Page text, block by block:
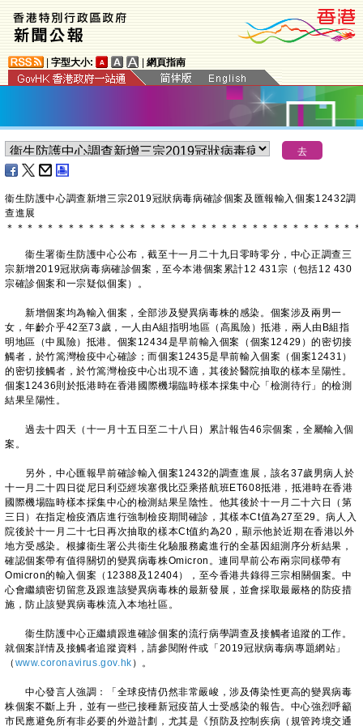
字型大小: 網頁指南
衞生防護中心調查新增三宗2019冠狀病毒病確診個案及匯報輸入個案12432調
查進展
＊ ＊ ＊ ＊ ＊ ＊ ＊ ＊ ＊ ＊ ＊ ＊ ＊ ＊ ＊ ＊ ＊ ＊ ＊ ＊ ＊ ＊ ＊ ＊ ＊ ＊ ＊ ＊ ＊ ＊ ＊ ＊ ＊ ＊ ＊
衞生署衞生防護中心公布，截至十一月二十九日零時零分，中心正調查三
宗新增2019冠狀病毒病確診個案，至今本港個案累計12 431宗（包括12 430
宗確診個案和一宗疑似個案）。
新增個案均為輸入個案，全部涉及變異病毒株的感染。個案涉及兩男一
女，年齡介乎42至73歲，一人由A組指明地區（高風險）抵港，兩人由B組指
明地區（中風險）抵港。個案12434是早前輸入個案（個案12429）的密切接
觸者，於竹篙灣檢疫中心確診；而個案12435是早前輸入個案（個案12431）
的密切接觸者，於竹篙灣檢疫中心出現不適，其後於醫院抽取的樣本呈陽性。
個案12436則於抵港時在香港國際機場臨時樣本採集中心「檢測待行」的檢測
結果呈陽性。
過去十四天（十一月十五日至二十八日）累計報告46宗個案，全屬輸入個
案。
另外，中心匯報早前確診輸入個案12432的調查進展，該名37歲男病人於
十一月二十四日從尼日利亞經埃塞俄比亞乘搭航班ET608抵港，抵港時在香港
國際機場臨時樣本採集中心的檢測結果呈陰性。他其後於十一月二十六日（第
三日）在指定檢疫酒店進行強制檢疫期間確診，其樣本Ct值為27至29。病人入
院後於十一月二十七日再次抽取的樣本Ct值約為20，顯示他於近期在香港以外
地方受感染。根據衞生署公共衞生化驗服務處進行的全基因組測序分析結果，
確認個案帶有值得關切的變異病毒株Omicron。連同早前公布兩宗同樣帶有
Omicron的輸入個案（12388及12404），至今香港共錄得三宗相關個案。中
心會繼續密切留意及跟進該變異病毒株的最新發展，並會採取最嚴格的防疫措
施，防止該變異病毒株流入本地社區。
衞生防護中心正繼續跟進確診個案的流行病學調查及接觸者追蹤的工作。
就個案詳情及接觸者追蹤資料，請參閱附件或「2019冠狀病毒病專題網站」
（ www.coronavirus.gov.hk ）。
中心發言人強調：「全球疫情仍然非常嚴峻，涉及傳染性更高的變異病毒
株個案不斷上升，並有一些已接種新冠疫苗人士受感染的報告。中心強烈呼籲
市民應避免所有非必要的外遊計劃，尤其是《預防及控制疾病（規管跨境交通